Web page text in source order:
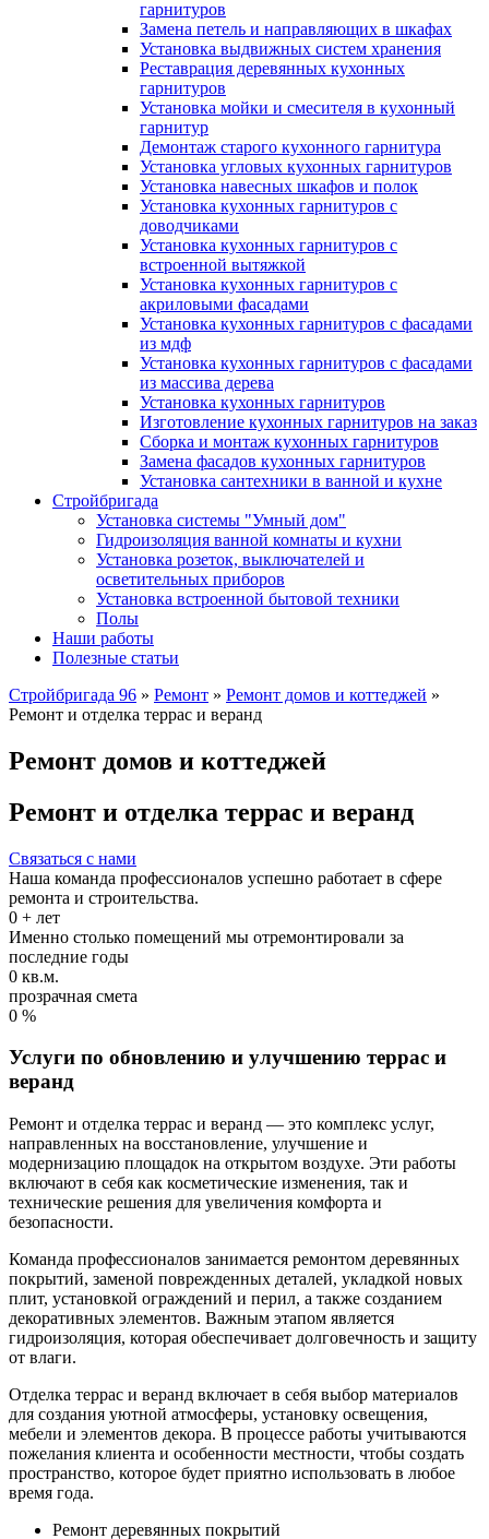
гарнитуров
Замена петель и направляющих в шкафах
Установка выдвижных систем хранения
Реставрация деревянных кухонных
гарнитуров
Установка мойки и смесителя в кухонный
гарнитур
Демонтаж старого кухонного гарнитура
Установка угловых кухонных гарнитуров
Установка навесных шкафов и полок
Установка кухонных гарнитуров с
доводчиками
Установка кухонных гарнитуров с
встроенной вытяжкой
Установка кухонных гарнитуров с
акриловыми фасадами
Установка кухонных гарнитуров с фасадами
из мдф
Установка кухонных гарнитуров с фасадами
из массива дерева
Установка кухонных гарнитуров
Изготовление кухонных гарнитуров на заказ
Сборка и монтаж кухонных гарнитуров
Замена фасадов кухонных гарнитуров
Установка сантехники в ванной и кухне
Стройбригада
Установка системы "Умный дом"
Гидроизоляция ванной комнаты и кухни
Установка розеток, выключателей и
осветительных приборов
Установка встроенной бытовой техники
Полы
Наши работы
Полезные статьи
Стройбригада 96 » Ремонт » Ремонт домов и коттеджей »
Ремонт и отделка террас и веранд
Ремонт домов и коттеджей
Ремонт и отделка террас и веранд
Связаться с нами
Наша команда профессионалов успешно работает в сфере
ремонта и строительства.
0 + лет
Именно столько помещений мы отремонтировали за
последние годы
0 кв.м.
прозрачная смета
0 %
Услуги по обновлению и улучшению террас и
веранд
Ремонт и отделка террас и веранд — это комплекс услуг,
направленных на восстановление, улучшение и
модернизацию площадок на открытом воздухе. Эти работы
включают в себя как косметические изменения, так и
технические решения для увеличения комфорта и
безопасности.
Команда профессионалов занимается ремонтом деревянных
покрытий, заменой поврежденных деталей, укладкой новых
плит, установкой ограждений и перил, а также созданием
декоративных элементов. Важным этапом является
гидроизоляция, которая обеспечивает долговечность и защиту
от влаги.
Отделка террас и веранд включает в себя выбор материалов
для создания уютной атмосферы, установку освещения,
мебели и элементов декора. В процессе работы учитываются
пожелания клиента и особенности местности, чтобы создать
пространство, которое будет приятно использовать в любое
время года.
Ремонт деревянных покрытий